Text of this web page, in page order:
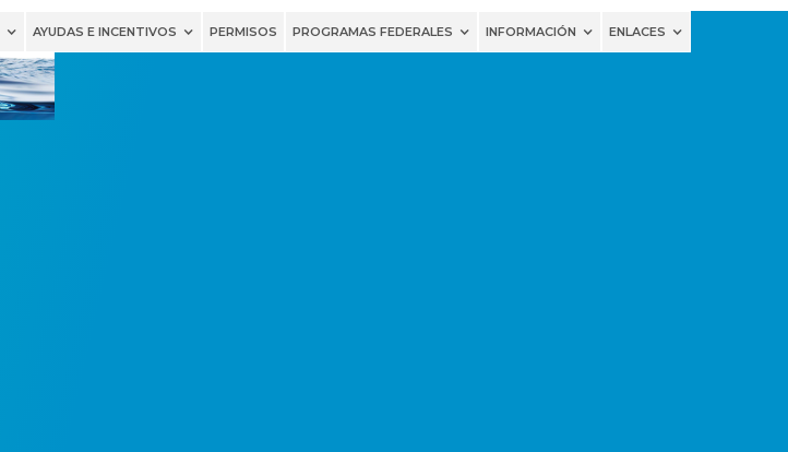
AYUDAS E INCENTIVOS PERMISOS PROGRAMAS FEDERALES INFORMACIÓN ENLACES